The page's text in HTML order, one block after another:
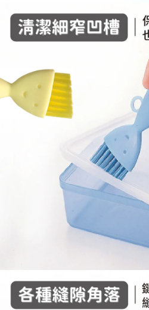
４．使用「AFTEE先享後付」時，將依
時審查核予不同之上限額度；若仍有額度
請求用戶進行身份認證。
５．嚴禁一人註冊多個帳號或使用他人資
恩沛科技股份有限公司將有權停止該用戶